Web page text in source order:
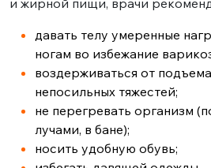
и жирной пищи, врачи
давать телу умеренные
ногам во избежание
воздерживаться от подъема
непосильных тяжестей;
не перегревать организм
лучами, в бане);
носить удобную обувь;